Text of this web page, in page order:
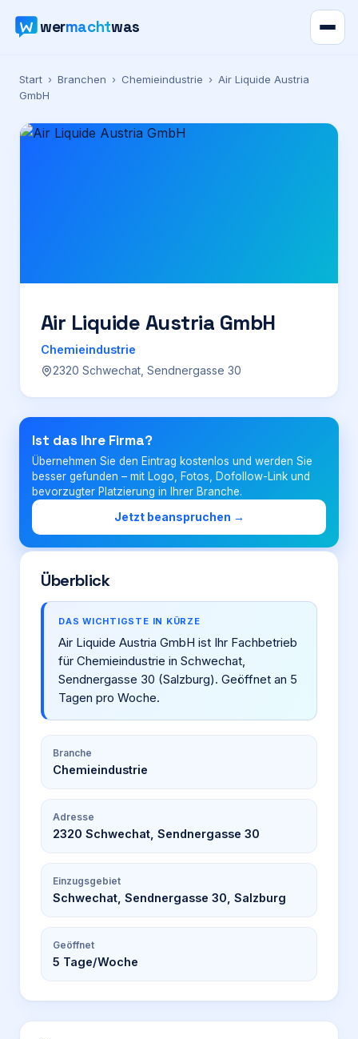
wermachtwas
Verzeichnis
Karte
Für Firmen
Login
Start › Branchen › Chemieindustrie › Air Liquide Austria
GmbH
Air Liquide Austria GmbH
Chemieindustrie
2320 Schwechat, Sendnergasse 30
Ist das Ihre Firma?
Übernehmen Sie den Eintrag kostenlos und werden Sie
besser gefunden – mit Logo, Fotos, Dofollow-Link und
bevorzugter Platzierung in Ihrer Branche.
Jetzt beanspruchen →
Überblick
DAS WICHTIGSTE IN KÜRZE
Air Liquide Austria GmbH ist Ihr Fachbetrieb
für Chemieindustrie in Schwechat,
Sendnergasse 30 (Salzburg). Geöffnet an 5
Tagen pro Woche.
Branche
Chemieindustrie
Adresse
2320 Schwechat, Sendnergasse 30
Einzugsgebiet
Schwechat, Sendnergasse 30, Salzburg
Geöffnet
5 Tage/Woche